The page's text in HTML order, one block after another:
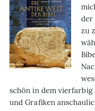
der
zu
schön in dem
und Grafiken